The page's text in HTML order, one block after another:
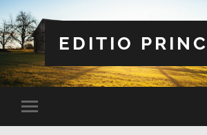
EDITIO
Slå
på/av